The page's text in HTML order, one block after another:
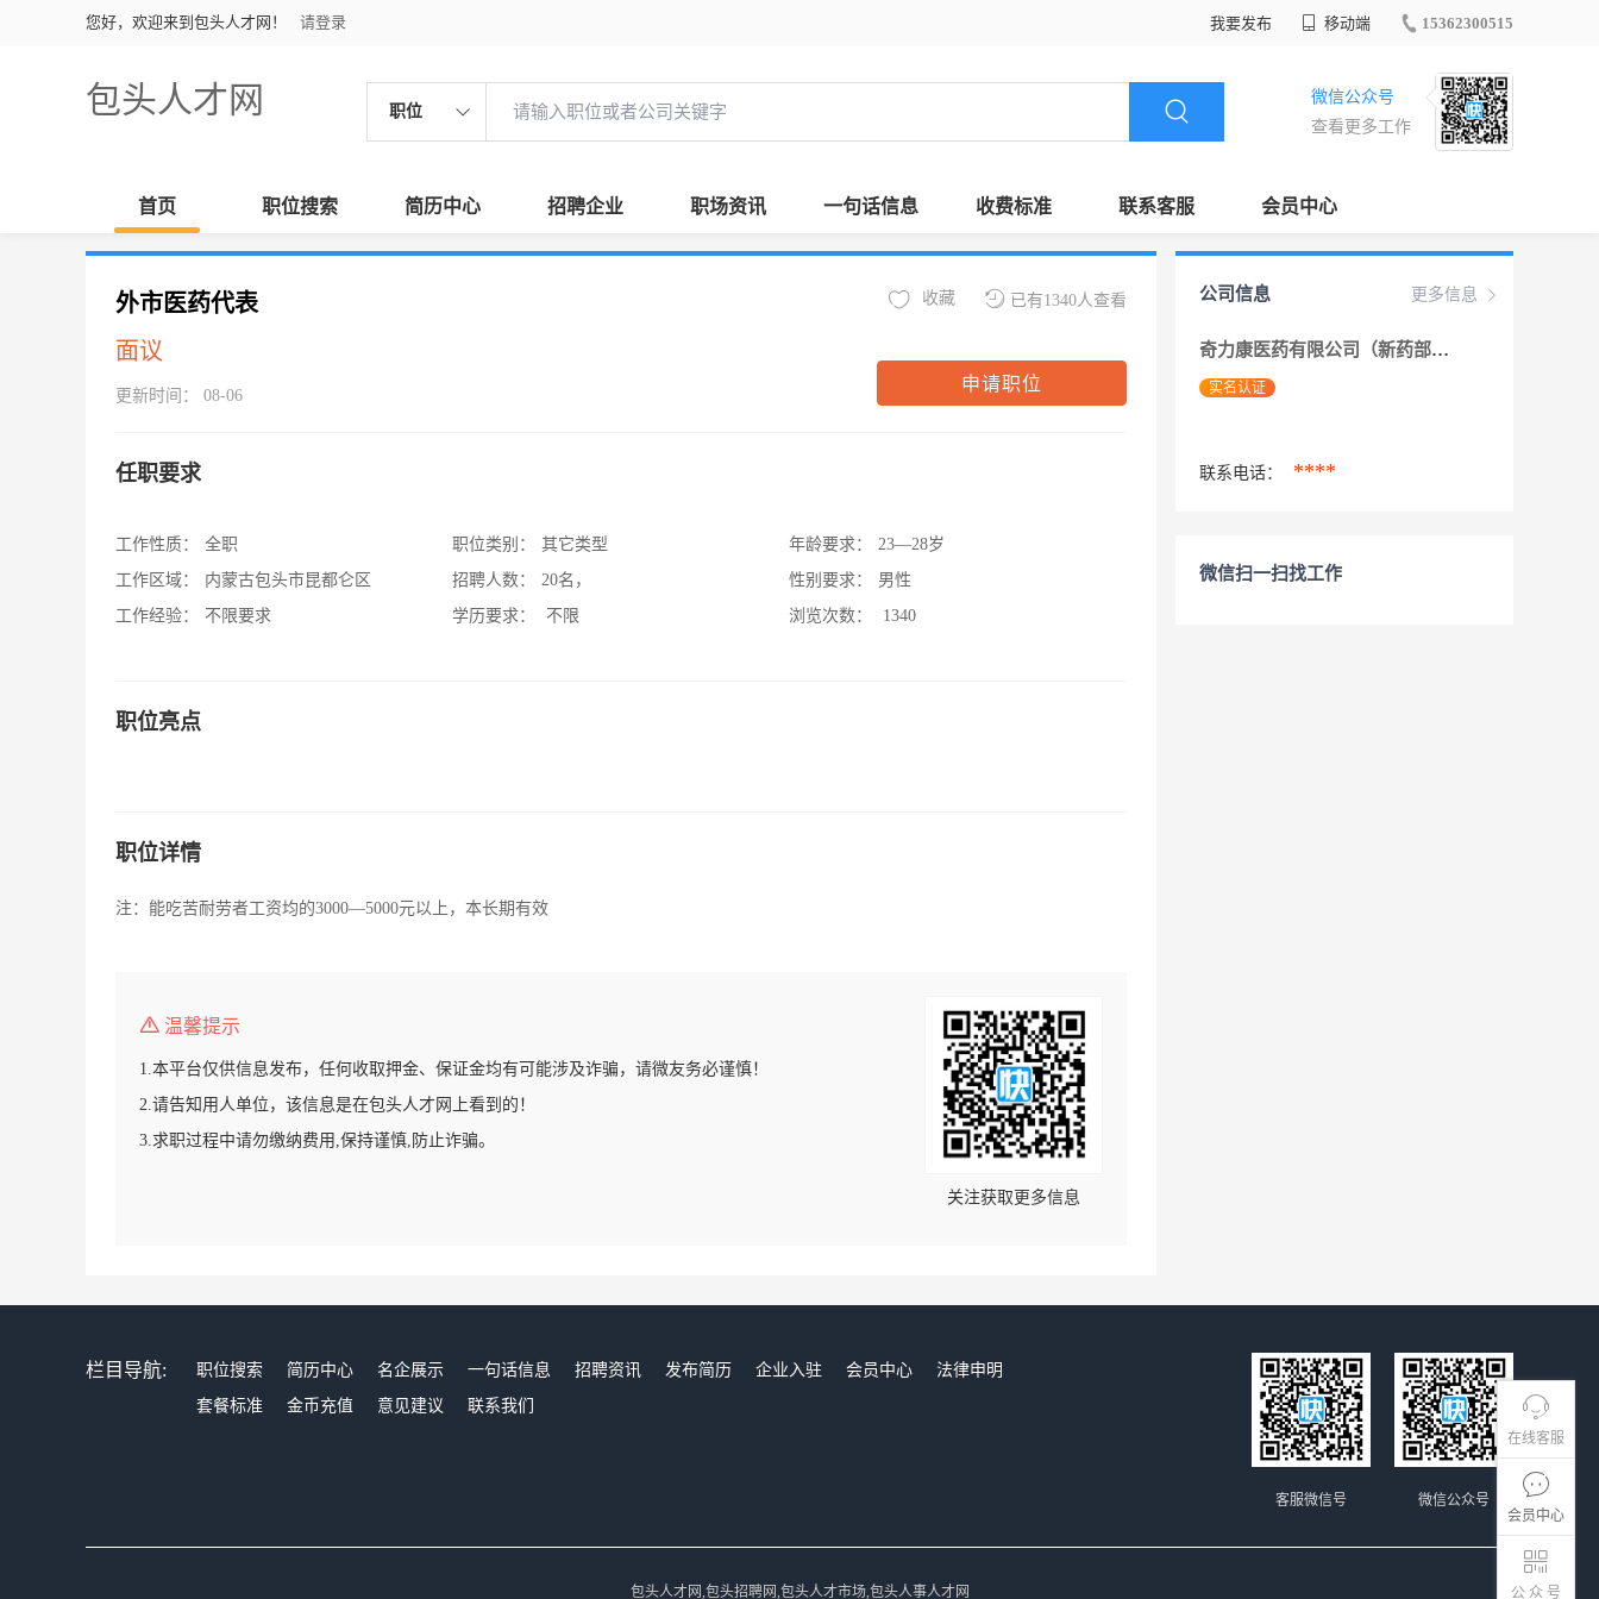
您好，欢迎来到包头人才网！ 请登录 我要发布 移动端 15362300515
包头人才网 职位
微信公众号
查看更多工作
首页 职位搜索 简历中心 招聘企业 职场资讯 一句话信息 收费标准 联系客服 会员中心
在线客服
会员中心
公 众 号
外市医药代表
面议
更新时间： 08-06
已有1340人查看
收藏
申请职位
任职要求
工作性质：
全职
工作区域：
内蒙古包头市昆都仑区
工作经验：
不限要求
职位类别：
其它类型
招聘人数：
20名，
学历要求：
不限
年龄要求：
23—28岁
性别要求：
男性
浏览次数：
1340
职位亮点
职位详情
注：能吃苦耐劳者工资均的3000—5000元以上，本长期有效
温馨提示
1.本平台仅供信息发布，任何收取押金、保证金均有可能涉及诈骗，请微友务必谨慎！
2.请告知用人单位，该信息是在包头人才网上看到的！
3.求职过程中请勿缴纳费用,保持谨慎,防止诈骗。
关注获取更多信息
更多信息
公司信息
奇力康医药有限公司（新药部）
实名认证
联系电话： ****
微信扫一扫找工作
栏目导航: 职位搜索 简历中心 名企展示 一句话信息 招聘资讯 发布简历 企业入驻 会员中心
法律申明
套餐标准
金币充值 意见建议 联系我们
微信公众号
客服微信号
包头人才网,包头招聘网,包头人才市场,包头人事人才网